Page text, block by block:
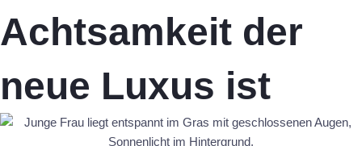
Achtsamkeit der
neue Luxus ist